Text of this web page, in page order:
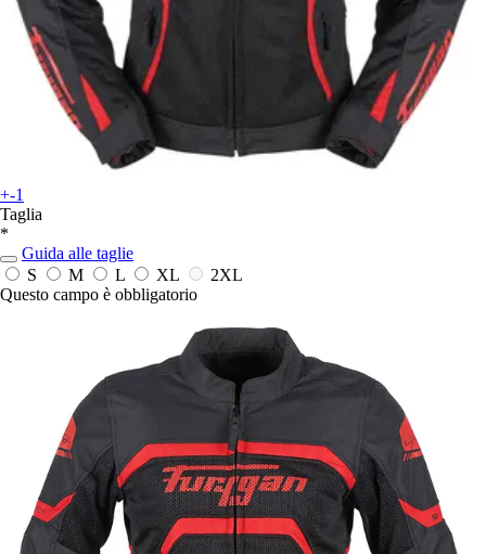
+-1
Taglia
*
Guida alle taglie
S
M L XL
2XL
Questo campo è obbligatorio